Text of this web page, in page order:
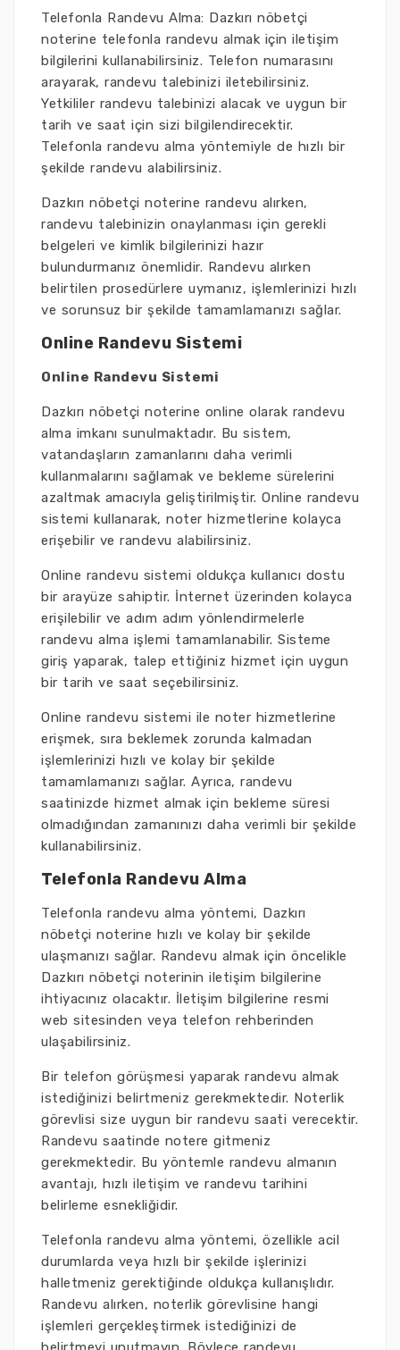
Telefonla Randevu Alma: Dazkırı nöbetçi
noterine telefonla randevu almak için iletişim
bilgilerini kullanabilirsiniz. Telefon numarasını
arayarak, randevu talebinizi iletebilirsiniz.
Yetkililer randevu talebinizi alacak ve uygun bir
tarih ve saat için sizi bilgilendirecektir.
Telefonla randevu alma yöntemiyle de hızlı bir
şekilde randevu alabilirsiniz.
Dazkırı nöbetçi noterine randevu alırken,
randevu talebinizin onaylanması için gerekli
belgeleri ve kimlik bilgilerinizi hazır
bulundurmanız önemlidir. Randevu alırken
belirtilen prosedürlere uymanız, işlemlerinizi hızlı
ve sorunsuz bir şekilde tamamlamanızı sağlar.
Online Randevu Sistemi
Online Randevu Sistemi
Dazkırı nöbetçi noterine online olarak randevu
alma imkanı sunulmaktadır. Bu sistem,
vatandaşların zamanlarını daha verimli
kullanmalarını sağlamak ve bekleme sürelerini
azaltmak amacıyla geliştirilmiştir. Online randevu
sistemi kullanarak, noter hizmetlerine kolayca
erişebilir ve randevu alabilirsiniz.
Online randevu sistemi oldukça kullanıcı dostu
bir arayüze sahiptir. İnternet üzerinden kolayca
erişilebilir ve adım adım yönlendirmelerle
randevu alma işlemi tamamlanabilir. Sisteme
giriş yaparak, talep ettiğiniz hizmet için uygun
bir tarih ve saat seçebilirsiniz.
Online randevu sistemi ile noter hizmetlerine
erişmek, sıra beklemek zorunda kalmadan
işlemlerinizi hızlı ve kolay bir şekilde
tamamlamanızı sağlar. Ayrıca, randevu
saatinizde hizmet almak için bekleme süresi
olmadığından zamanınızı daha verimli bir şekilde
kullanabilirsiniz.
Telefonla Randevu Alma
Telefonla randevu alma yöntemi, Dazkırı
nöbetçi noterine hızlı ve kolay bir şekilde
ulaşmanızı sağlar. Randevu almak için öncelikle
Dazkırı nöbetçi noterinin iletişim bilgilerine
ihtiyacınız olacaktır. İletişim bilgilerine resmi
web sitesinden veya telefon rehberinden
ulaşabilirsiniz.
Bir telefon görüşmesi yaparak randevu almak
istediğinizi belirtmeniz gerekmektedir. Noterlik
görevlisi size uygun bir randevu saati verecektir.
Randevu saatinde notere gitmeniz
gerekmektedir. Bu yöntemle randevu almanın
avantajı, hızlı iletişim ve randevu tarihini
belirleme esnekliğidir.
Telefonla randevu alma yöntemi, özellikle acil
durumlarda veya hızlı bir şekilde işlerinizi
halletmeniz gerektiğinde oldukça kullanışlıdır.
Randevu alırken, noterlik görevlisine hangi
işlemleri gerçekleştirmek istediğinizi de